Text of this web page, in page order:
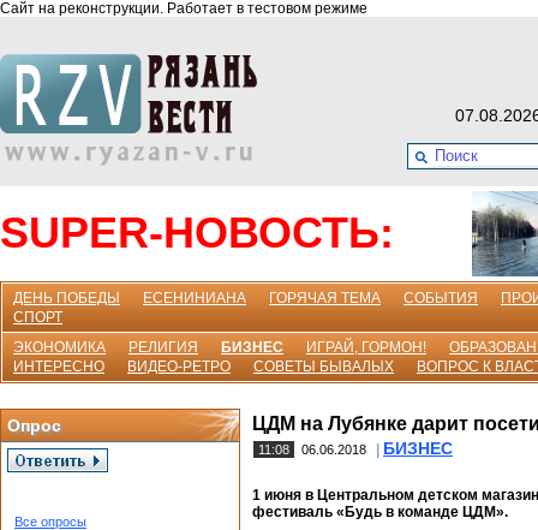
Сайт на реконструкции. Работает в тестовом режиме
SUPER-НОВОСТЬ:
ДЕНЬ ПОБЕДЫ ЕСЕНИНИАНА ГОРЯЧАЯ ТЕМА СОБЫТИЯ
СПОРТ
ЭКОНОМИКА
РЕЛИГИЯ БИЗНЕС ИГРАЙ, ГОРМОН!
ИНТЕРЕСНО
ВИДЕО-РЕТРО СОВЕТЫ БЫВАЛЫХ ВОПРОС К
Опрос
Все опросы
ЦДМ на Лубянке дарит
11:08 06.06.2018 БИЗНЕС
1 июня в Центральном детском
фестиваль «Будь в команде ЦДМ».